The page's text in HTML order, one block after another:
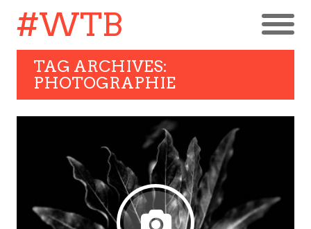
#WTB
TAG ARCHIVES:
PHOTOGRAPHIE